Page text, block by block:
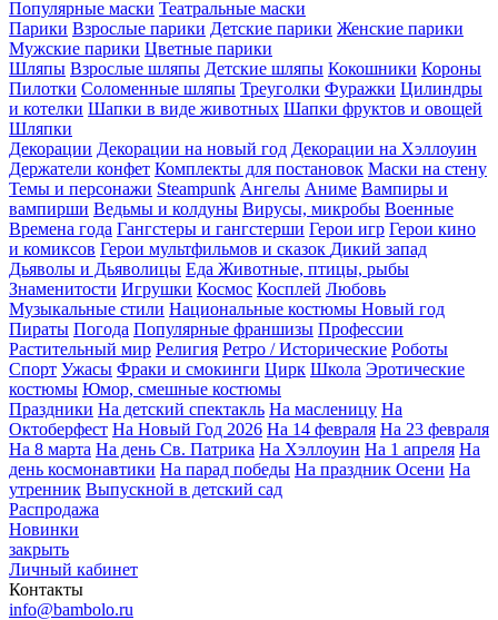
Популярные маски Театральные маски
Парики Взрослые парики Детские парики Женские парики
Мужские парики Цветные парики
Шляпы Взрослые шляпы Детские шляпы Кокошники Короны
Пилотки Соломенные шляпы Треуголки Фуражки Цилиндры
и котелки Шапки в виде животных Шапки фруктов и овощей
Шляпки
Декорации Декорации на новый год Декорации на Хэллоуин
Держатели конфет Комплекты для постановок Маски на стену
Темы и персонажи Steampunk Ангелы Аниме Вампиры и
вампирши Ведьмы и колдуны Вирусы, микробы Военные
Времена года Гангстеры и гангстерши Герои игр Герои кино
и комиксов Герои мультфильмов и сказок Дикий запад
Дьяволы и Дьяволицы Еда Животные, птицы, рыбы
Знаменитости Игрушки Космос Косплей Любовь
Музыкальные стили Национальные костюмы Новый год
Пираты Погода Популярные франшизы Профессии
Растительный мир Религия Ретро / Исторические Роботы
Спорт Ужасы Фраки и смокинги Цирк Школа Эротические
костюмы Юмор, смешные костюмы
Праздники На детский спектакль На масленицу На
Октоберфест На Новый Год 2026 На 14 февраля На 23 февраля
На 8 марта На день Св. Патрика На Хэллоуин На 1 апреля На
день космонавтики На парад победы На праздник Осени На
утренник Выпускной в детский сад
Распродажа
Новинки
закрыть
Личный кабинет
Контакты
info@bambolo.ru